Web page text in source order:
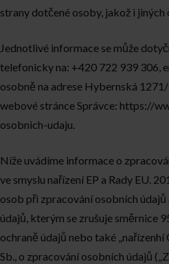
strany dotčené osoby, jakož i jiných
Jednotlivé informace se může
telefonicky na: +420 722 939 306,
osobně na adrese Hybernská
webové stránce Správce: https://
osobnich-udaju.
Níže uvádíme informace o
ve smyslu nařízení EP a Rady EU.
osob při zpracování osobních
údajů, kterým se zrušuje směrnice
ochraně údajů nebo také
Sb., o zpracování osobních údajů